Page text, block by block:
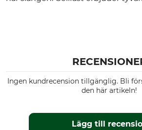
Ingen kundrecension tillgänglig. Bli
den här artikeln!
Lägg till